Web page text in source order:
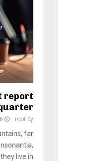
report
by
root
far
live in